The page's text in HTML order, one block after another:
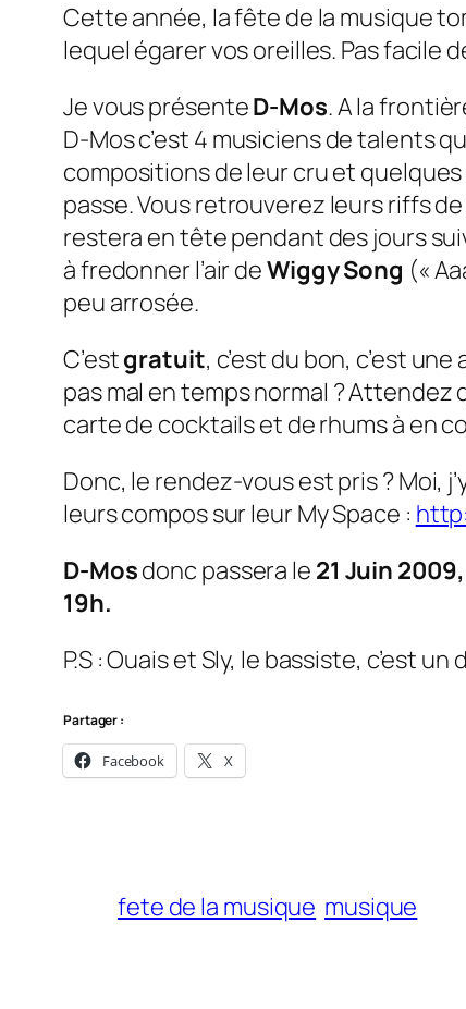
Cette année, la fête de la musique
lequel égarer vos oreilles. Pas facile
Je vous présenteD-Mos. A la
D-Mos c’est 4 musiciens de talents
compositions de leur cru et quelques
passe. Vous retrouverez leursriffsde
restera en tête pendant des jours
à fredonner l’air deWiggy Song («
peu arrosée.
C’estgratuit, c’est du bon, c’est
pas mal en temps normal ? Attendez
carte de cocktails et de rhums à en
Donc, le rendez-vous est pris ? Moi,
leurs compos sur leur My Space :
D-Mosdonc passera le 21 Juin
19h.
P.S : Ouais et Sly, le bassiste, c’est
Partager :
Facebook X
fete de la musique musique